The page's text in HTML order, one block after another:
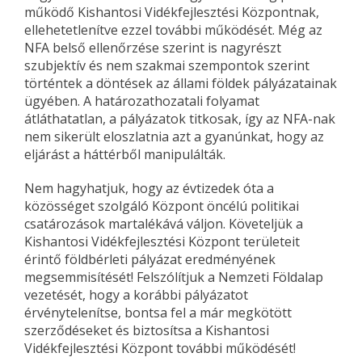
működő Kishantosi Vidékfejlesztési Központnak,
ellehetetlenítve ezzel további működését. Még az
NFA belső ellenőrzése szerint is nagyrészt
szubjektív és nem szakmai szempontok szerint
történtek a döntések az állami földek pályázatainak
ügyében. A határozathozatali folyamat
átláthatatlan, a pályázatok titkosak, így az NFA-nak
nem sikerült eloszlatnia azt a gyanúnkat, hogy az
eljárást a háttérből manipulálták.
Nem hagyhatjuk, hogy az évtizedek óta a
közösséget szolgáló Központ öncélú politikai
csatározások martalékává váljon. Követeljük a
Kishantosi Vidékfejlesztési Központ területeit
érintő földbérleti pályázat eredményének
megsemmisítését! Felszólítjuk a Nemzeti Földalap
vezetését, hogy a korábbi pályázatot
érvénytelenítse, bontsa fel a már megkötött
szerződéseket és biztosítsa a Kishantosi
Vidékfejlesztési Központ további működését!